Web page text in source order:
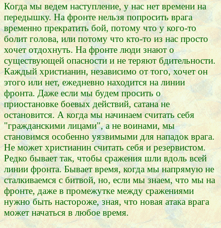
Когда мы ведем наступление, у нас нет времени на
передышку. На фронте нельзя попросить врага
временно прекратить бой, потому что у кого-то
болит голова, или потому что кто-то из нас просто
хочет отдохнуть. На фронте люди знают о
существующей опасности и не теряют бдительности.
Каждый христианин, независимо от того, хочет он
этого или нет, ежедневно находится на линии
фронта. Даже если мы будем просить о
приостановке боевых действий, сатана не
остановится. А когда мы начинаем считать себя
"гражданскими лицами", а не воинами, мы
становимся особенно уязвимыми для нападок врага.
Не может христианин считать себя и резервистом.
Редко бывает так, чтобы сражения шли вдоль всей
линии фронта. Бывает время, когда мы напрямую не
сталкиваемся с битвой, но, если мы знаем, что мы на
фронте, даже в промежутке между сражениями
нужно быть настороже, зная, что новая атака врага
может начаться в любое время.